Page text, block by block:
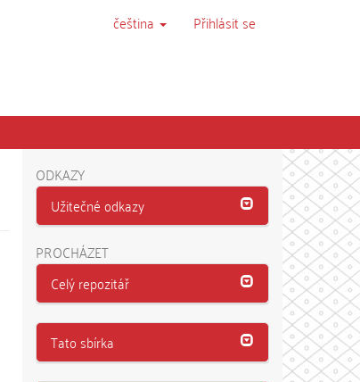
čeština Přihlásit se
ODKAZY
Užitečné odkazy
PROCHÁZET
Celý repozitář
Tato sbírka